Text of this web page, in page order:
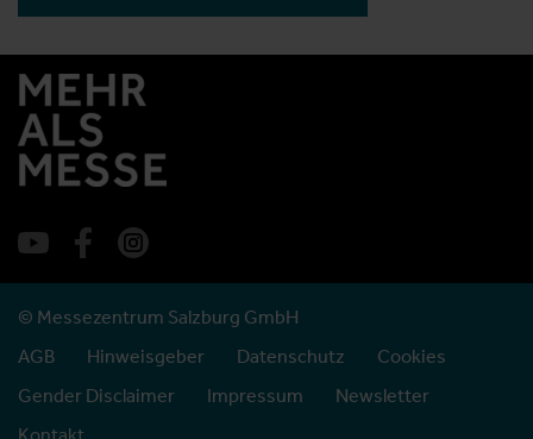
© Messezentrum Salzburg GmbH
AGB
Hinweisgeber Datenschutz
Cookies
Gender Disclaimer
Impressum
Newsletter